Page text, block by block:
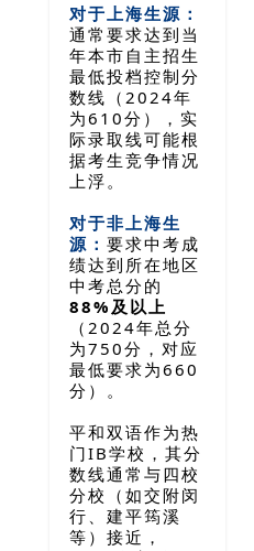
对于上海生源：
通常要求达到当
年本市自主招生
最低投档控制分
数线（2024年
为610分），实
际录取线可能根
据考生竞争情况
上浮。
对于非上海生
源：要求中考成
绩达到所在地区
中考总分的
88%及以上
（2024年总分
为750分，对应
最低要求为660
分）。
平和双语作为热
门IB学校，其分
数线通常与四校
分校（如交附闵
行、建平筠溪
等）接近，